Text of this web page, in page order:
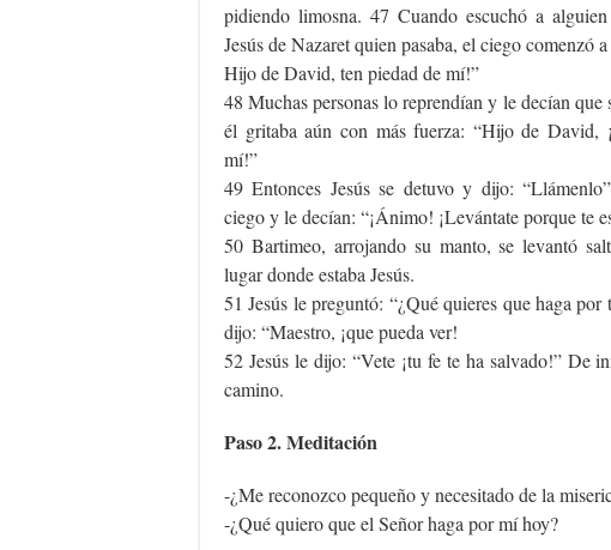
pidiendo limosna. 47 Cuando escuchó a
Jesús de Nazaret quien pasaba, el ciego comenzó a
Hijo de David, ten piedad de mí!”
48 Muchas personas lo reprendían y le decían que
él gritaba aún con más fuerza: “Hijo de David,
mí!”
49 Entonces Jesús se detuvo y dijo:
ciego y le decían: “¡Ánimo! ¡Levántate porque te
50 Bartimeo, arrojando su manto, se levantó
lugar donde estaba Jesús.
51 Jesús le preguntó: “¿Qué quieres que haga
dijo: “Maestro, ¡que pueda ver!
52 Jesús le dijo: “Vete ¡tu fe te ha salvado!” De
camino.
Paso 2. Meditación
-¿Me reconozco pequeño y necesitado de la
-¿Qué quiero que el Señor haga por mí hoy?